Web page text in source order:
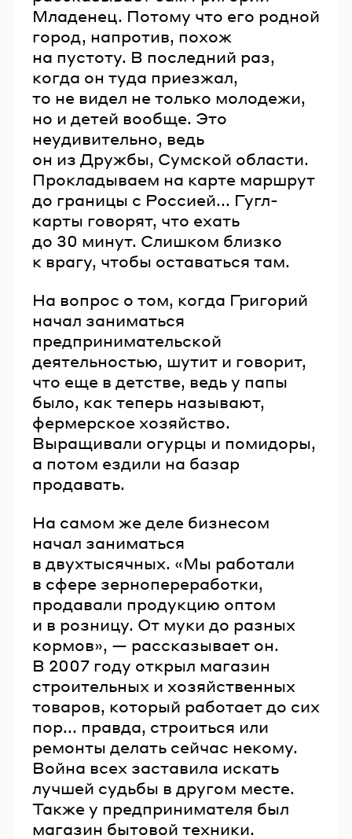
Младенец. Потому что его родной
город, напротив, похож
на пустоту. В последний раз,
когда он туда приезжал,
то не видел не только молодежи,
но и детей вообще. Это
неудивительно, ведь
он из Дружбы, Сумской области.
Прокладываем на карте маршрут
до границы с Россией... Гугл-
карты говорят, что ехать
до 30 минут. Слишком близко
к врагу, чтобы оставаться там.
На вопрос о том, когда Григорий
начал заниматься
предпринимательской
деятельностью, шутит и говорит,
что еще в детстве, ведь у папы
было, как теперь называют,
фермерское хозяйство.
Выращивали огурцы и помидоры,
а потом ездили на базар
продавать.
На самом же деле бизнесом
начал заниматься
в двухтысячных. «Мы работали
в сфере зернопереработки,
продавали продукцию оптом
и в розницу. От муки до разных
кормов», — рассказывает он.
В 2007 году открыл магазин
строительных и хозяйственных
товаров, который работает до сих
пор... правда, строиться или
ремонты делать сейчас некому.
Война всех заставила искать
лучшей судьбы в другом месте.
Также у предпринимателя был
магазин бытовой техники.